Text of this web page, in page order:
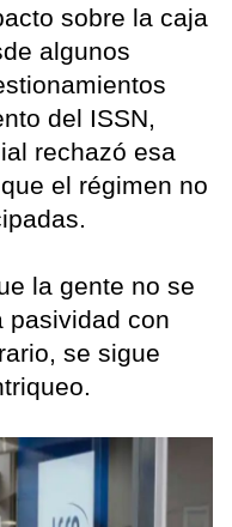
sobre la caja
algunos
del ISSN,
rechazó esa
el régimen no
la gente no se
pasividad con
se sigue